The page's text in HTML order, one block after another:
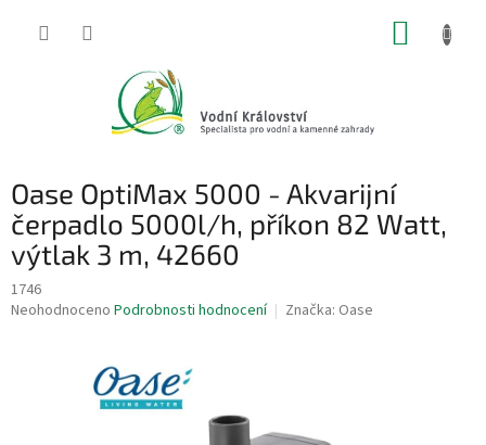
Oase OptiMax 5000 - Akvarijní
čerpadlo 5000l/h, příkon 82 Watt,
výtlak 3 m, 42660
1746
Průměrné
Neohodnoceno Podrobnosti hodnocení Značka: Oase